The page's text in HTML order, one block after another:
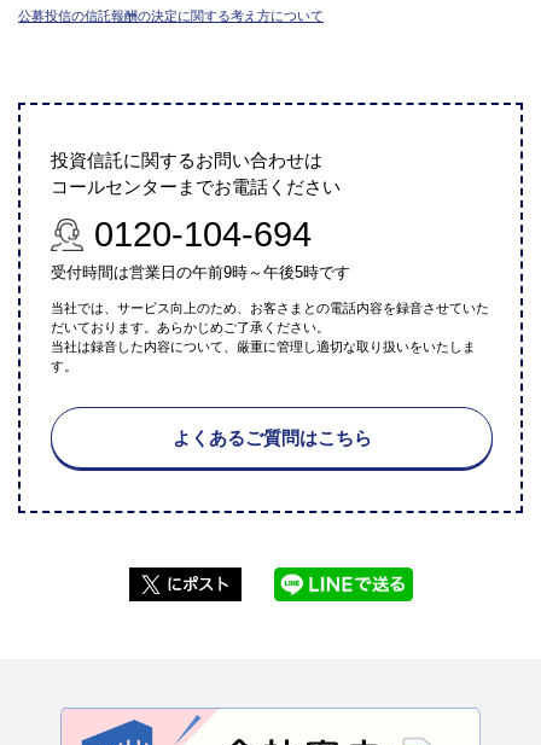
公募投信の信託報酬の決定に関する考え方について
投資信託に関するお問い合わせは
コールセンターまでお電話ください
0120-104-694
受付時間は営業日の午前9時～午後5時です
当社では、サービス向上のため、お客さまとの電話内容を録音させていた
だいております。あらかじめご了承ください。
当社は録音した内容について、厳重に管理し適切な取り扱いをいたしま
す。
よくあるご質問はこちら